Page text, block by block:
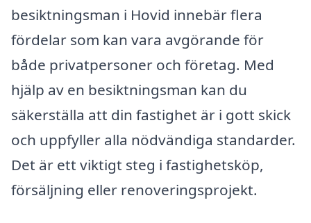
besiktningsman i Hovid innebär flera
fördelar som kan vara avgörande för
både privatpersoner och företag. Med
hjälp av en besiktningsman kan du
säkerställa att din fastighet är i gott skick
och uppfyller alla nödvändiga standarder.
Det är ett viktigt steg i fastighetsköp,
försäljning eller renoveringsprojekt.